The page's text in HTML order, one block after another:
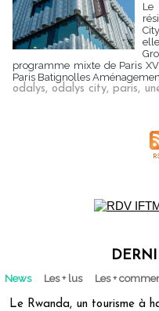
Le
programme mixte de Paris
Paris Batignolles
odalys, odalys city, paris,
News Les + lus Les +
Le Rwanda, un tourisme à